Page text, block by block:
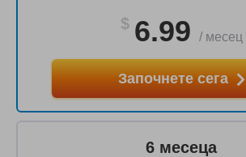
$ 6.99 / месец
Започнете сега
6 месеца